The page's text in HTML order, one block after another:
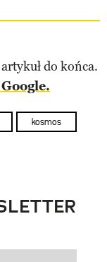
do końca.
kosmos